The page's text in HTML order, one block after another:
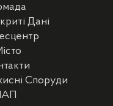
Дані
Споруди